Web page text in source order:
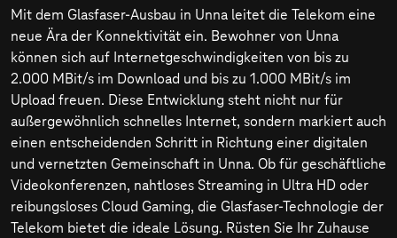
Mit dem Glasfaser-Ausbau in Unna leitet die Telekom eine
neue Ära der Konnektivität ein. Bewohner von Unna
können sich auf Internetgeschwindigkeiten von bis zu
2.000 MBit/s im Download und bis zu 1.000 MBit/s im
Upload freuen. Diese Entwicklung steht nicht nur für
außergewöhnlich schnelles Internet, sondern markiert auch
einen entscheidenden Schritt in Richtung einer digitalen
und vernetzten Gemeinschaft in Unna. Ob für geschäftliche
Videokonferenzen, nahtloses Streaming in Ultra HD oder
reibungsloses Cloud Gaming, die Glasfaser-Technologie der
Telekom bietet die ideale Lösung. Rüsten Sie Ihr Zuhause